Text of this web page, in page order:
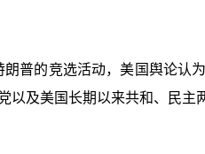
普的竞选活动，美国舆论认
以及美国长期以来共和、民